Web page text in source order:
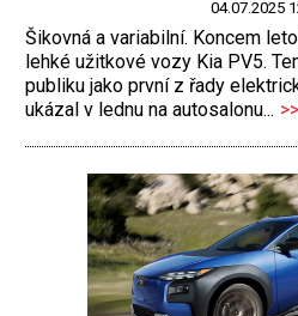
04.07.2025
Šikovná a variabilní. Koncem
lehké užitkové vozy Kia PV5.
publiku jako první z řady
ukázal v lednu na autosalonu... >>